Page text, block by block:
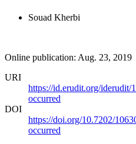
Souad Kherbi
Online publication: Aug. 23, 2019
URI
https://id.erudit.org/iderudit/
occurred
DOI
https://doi.org/10.7202/
occurred